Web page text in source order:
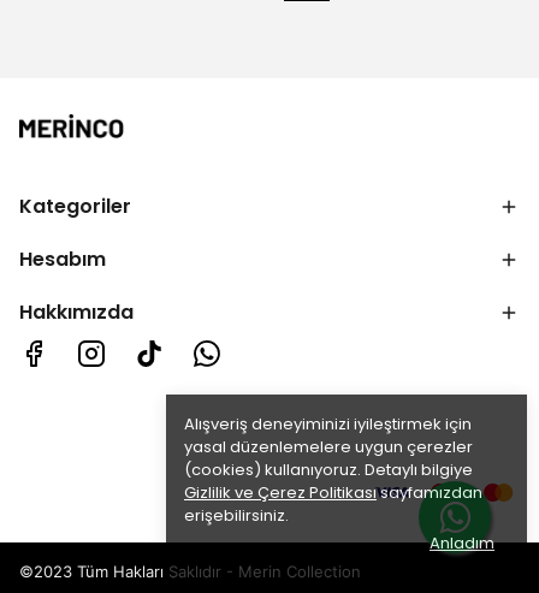
Alışveriş deneyiminizi iyileştirmek için
yasal düzenlemelere uygun çerezler
(cookies) kullanıyoruz. Detaylı bilgiye
Gizlilik ve Çerez Politikasısayfamızdan
erişebilirsiniz.
Anladım
Kategoriler
Hesabım
Hakkımızda
©2023 Tüm Hakları Saklıdır - Merin Collection